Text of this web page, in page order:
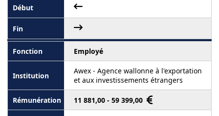
Employé
Awex - Agence wallonne à l'exportation
et aux investissements étrangers
11 881,00 - 59 399,00